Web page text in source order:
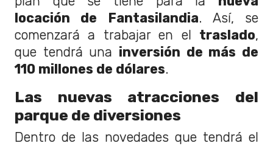
locación de Fantasilandia. Así, se
comenzará a trabajar en el traslado,
que tendrá una inversión de más de
110 millones de dólares.
Las nuevas atracciones del
parque de diversiones
Dentro de las novedades que tendrá el